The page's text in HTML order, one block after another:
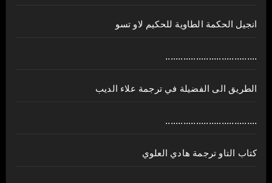
انجيل الحكمة الطاوية للحكيم لاو تسو
....................................
الطريق الى الفضيلة في ترجمة علاء الديب
....................................
كتاب التاو ترجمة هادي العلوي